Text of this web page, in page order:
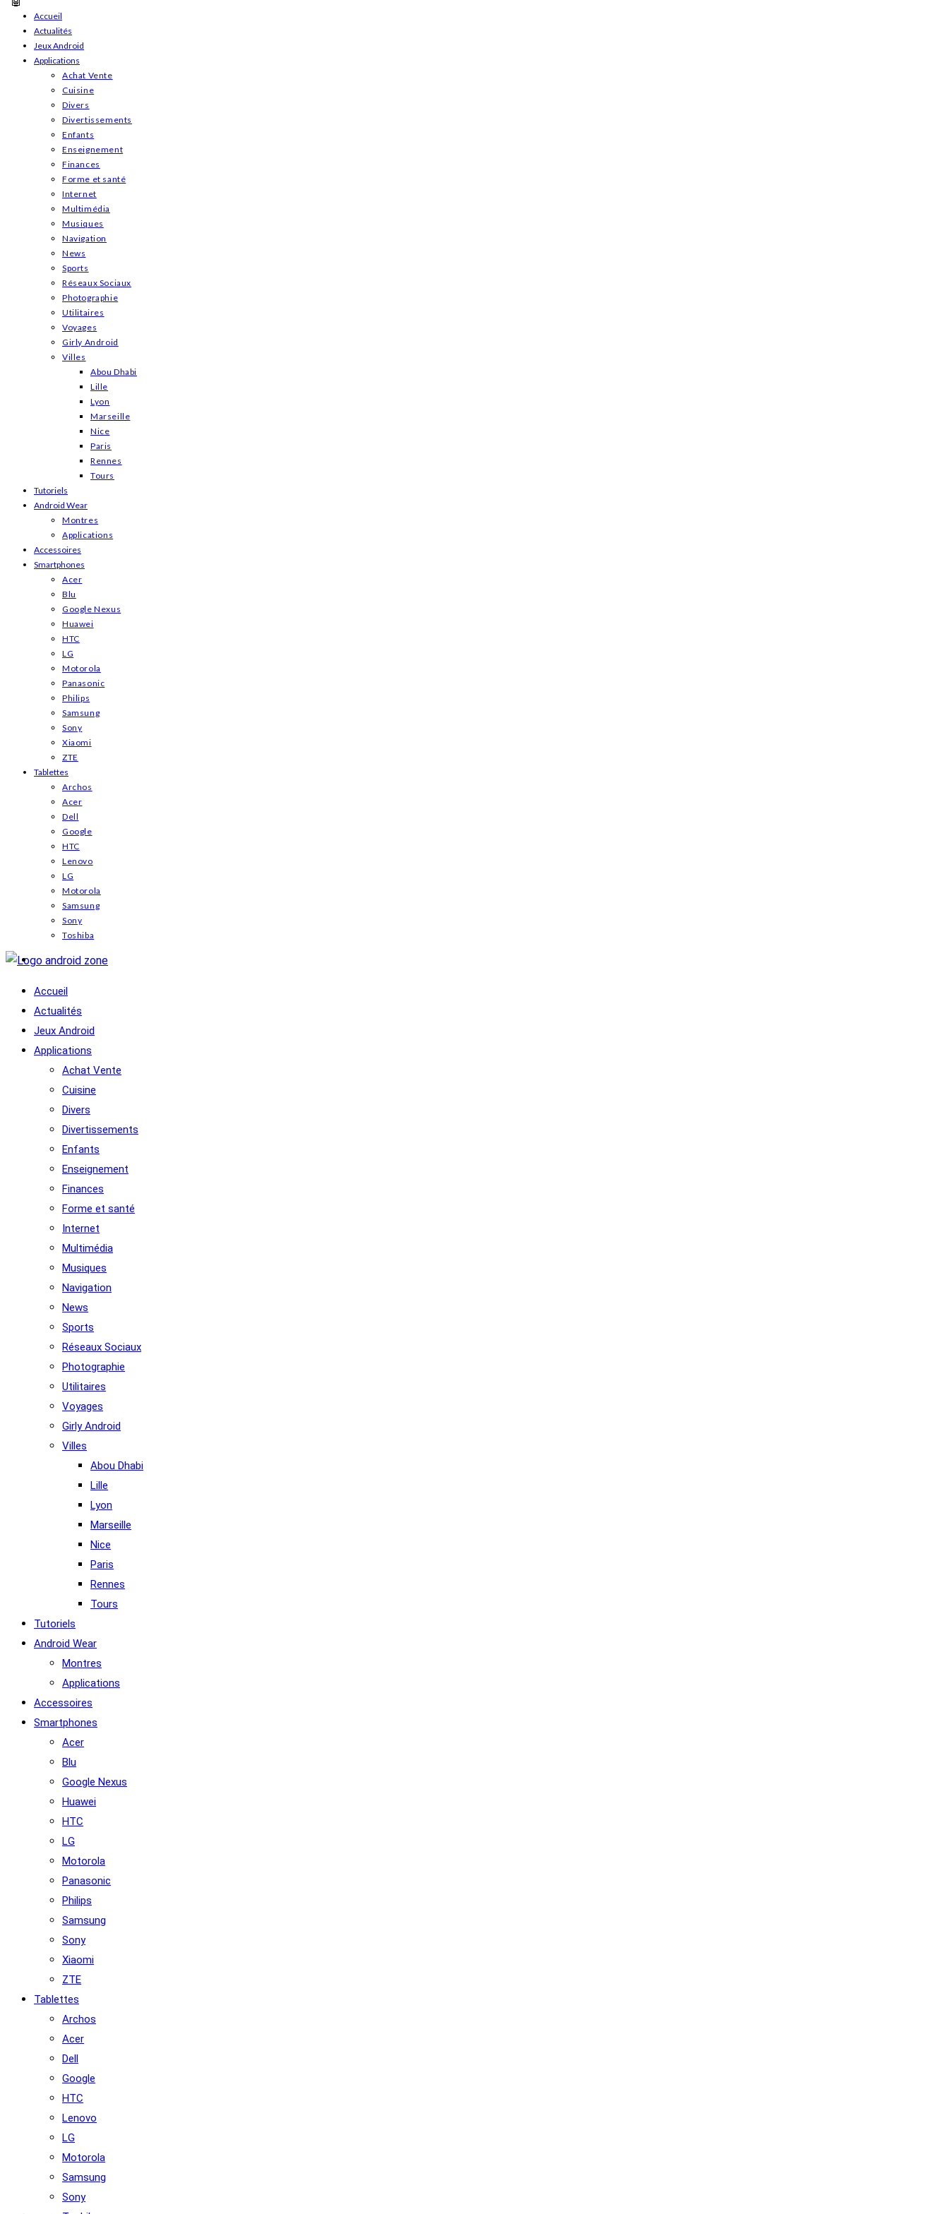
Skip
content
Accueil
Actualités
Jeux Android
Applications
Achat Vente
Cuisine
Divers
Divertissements
Enfants
Enseignement
Finances
Forme et santé
Internet
Multimédia
Musiques
Navigation
News
Sports
Réseaux Sociaux
Photographie
Utilitaires
Voyages
Girly Android
Villes
Abou Dhabi
Lille
Lyon
Marseille
Nice
Paris
Rennes
Tours
Tutoriels
Android Wear
Montres
Applications
Accessoires
Smartphones
Acer
Blu
Google Nexus
Huawei
HTC
LG
Motorola
Panasonic
Philips
Samsung
Sony
Xiaomi
ZTE
Tablettes
Archos
Acer
Dell
Google
HTC
Lenovo
LG
Motorola
Samsung
Sony
Toshiba
Accueil
Actualités
Jeux Android
Applications
Achat Vente
Cuisine
Divers
Divertissements
Enfants
Enseignement
Finances
Forme et santé
Internet
Multimédia
Musiques
Navigation
News
Sports
Réseaux Sociaux
Photographie
Utilitaires
Voyages
Girly Android
Villes
Abou Dhabi
Lille
Lyon
Marseille
Nice
Paris
Rennes
Tours
Tutoriels
Android Wear
Montres
Applications
Accessoires
Smartphones
Acer
Blu
Google Nexus
Huawei
HTC
LG
Motorola
Panasonic
Philips
Samsung
Sony
Xiaomi
ZTE
Tablettes
Archos
Acer
Dell
Google
HTC
Lenovo
LG
Motorola
Samsung
Sony